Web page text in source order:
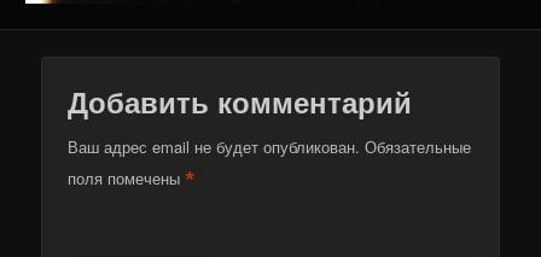
Добавить комментарий
Ваш адрес email не будет опубликован. Обязательные
поля помечены*